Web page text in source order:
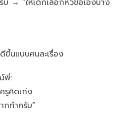
บ → “ให้เด็กเลือกหัวข้อเองบาง
นแบบคนละเรื่อง
พี่:
รูคิดเก่ง
กทำครับ”